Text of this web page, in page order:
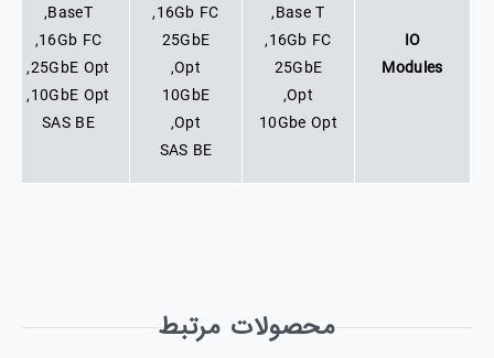
IO
Modules
Base T,
16Gb FC,
25GbE
Opt,
10Gbe Opt
16Gb FC,
25GbE
Opt,
10GbE
Opt,
SAS BE
BaseT,
16Gb FC,
25GbE Opt,
10GbE Opt,
SAS BE
محصولات مرتبط